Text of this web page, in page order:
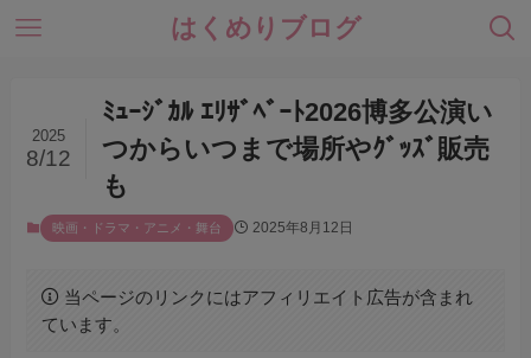
はくめりブログ
ﾐｭｰｼﾞｶﾙ ｴﾘｻﾞﾍﾞｰﾄ2026博多公演い
つからいつまで場所やｸﾞｯｽﾞ販売
も
2025
8/12
映画・ドラマ・アニメ・舞台 2025年8月12日
当ページのリンクにはアフィリエイト広告が含まれ
ています。